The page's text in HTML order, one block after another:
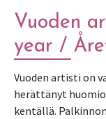
Vuoden
year /
Vuoden artisti on
herättänyt
kentällä.